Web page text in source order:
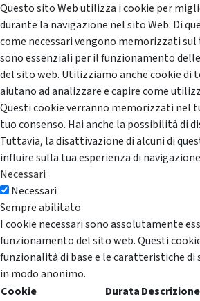
Questo sito Web utilizza i cookie per
durante la navigazione nel sito Web. Di
come necessari vengono memorizzati
sono essenziali per il funzionamento
del sito web. Utilizziamo anche cookie di
aiutano ad analizzare e capire come
Questi cookie verranno memorizzati nel
tuo consenso. Hai anche la possibilità di
Tuttavia, la disattivazione di alcuni di
influire sulla tua esperienza di
Necessari
Necessari
Sempre abilitato
I cookie necessari sono assolutamente
funzionamento del sito web. Questi
funzionalità di base e le caratteristiche di
in modo anonimo.
Cookie
DurataDescrizione